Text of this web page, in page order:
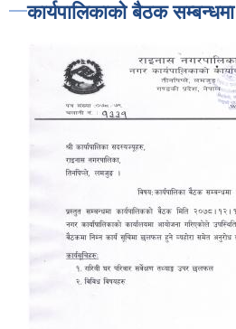
कार्यपालिकाको बैठक सम्बन्धमा |